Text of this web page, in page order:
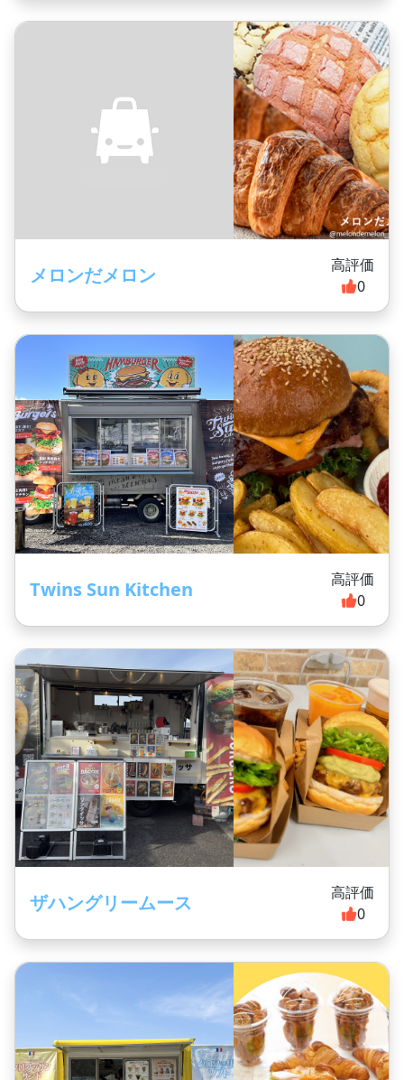
メロンだメロン
高評価
0
Twins Sun Kitchen
高評価
0
ザハングリームース
高評価
0